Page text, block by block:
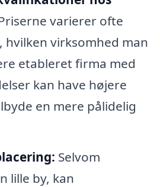
varierer ofte
virksomhed man
etableret firma med
kan have højere
en mere pålidelig
Selvom
lille by, kan